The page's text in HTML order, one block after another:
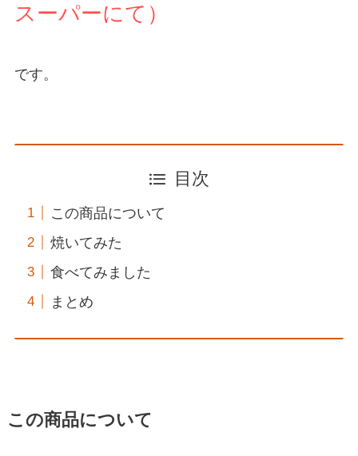
スーパーにて）
です。
目次
この商品について
焼いてみた
食べてみました
まとめ
この商品について